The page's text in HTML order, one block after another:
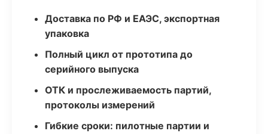
Доставка по РФ и ЕАЭС, экспортная
упаковка
Полный цикл от прототипа до
серийного выпуска
ОТК и прослеживаемость партий,
протоколы измерений
Гибкие сроки: пилотные партии и